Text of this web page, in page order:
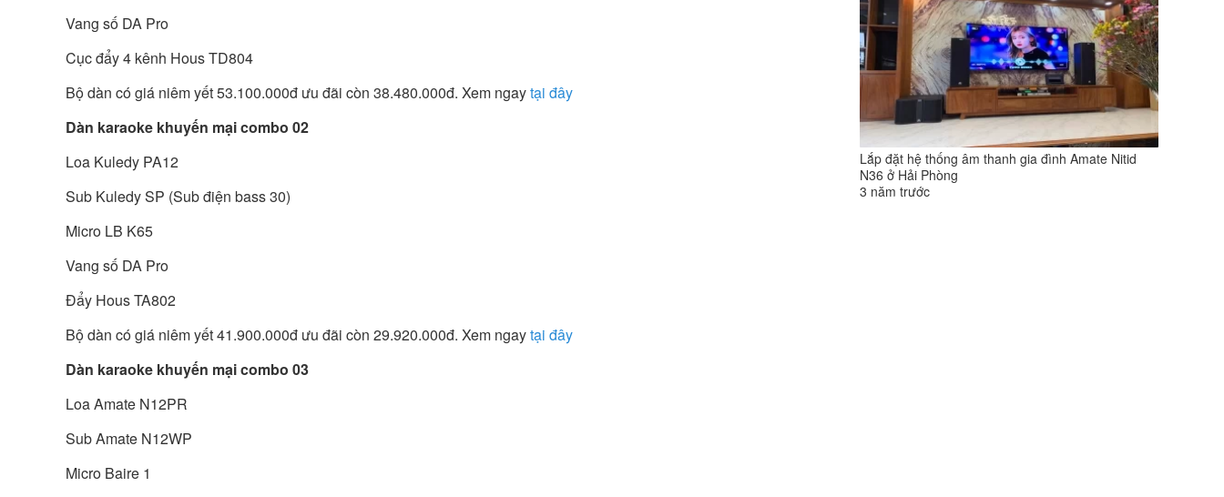
Vang số DA Pro
Cục đẩy 4 kênh Hous TD804
Bộ dàn có giá niêm yết 53.100.000đ ưu đãi còn 38.480.000đ. Xem ngaytại đây
Dàn karaoke khuyến mại combo 02
Loa Kuledy PA12
Sub Kuledy SP (Sub điện bass 30)
Micro LB K65
Vang số DA Pro
Đẩy Hous TA802
Bộ dàn có giá niêm yết 41.900.000đ ưu đãi còn 29.920.000đ. Xem ngaytại đây
Dàn karaoke khuyến mại combo 03
Loa Amate N12PR
Sub Amate N12WP
Micro Baire 1
Lắp đặt hệ thống âm thanh gia đình Amate Nitid
N36 ở Hải Phòng
3 năm trước